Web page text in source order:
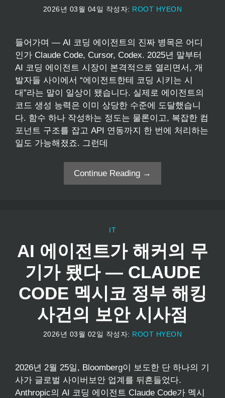
2026년 03월 04일 작성자: ROOT HYEON
들어가며 — AI 코딩 에이전트의 진짜 병목은 어디
인가 Claude Code, Cursor, Codex. 2025년 말부터
AI 코딩 에이전트 시장이 본격적으로 열리면서, 개
발자들 사이에서 “에이전트한테 코딩 시키는 시
대”라는 말이 일상이 됐습니다. 실제로 에이전트의
코드 생성 능력은 이미 상당한 수준에 도달했습니
다. 함수 하나 작성하는 정도는 물론이고, 복잡한 컴
포넌트 구조를 잡고 API 연동까지 한 번에 처리하는
일도 가능해졌죠. 그런데
Continue Reading →
IT
AI 에이전트가 해커의 무
기가 됐다 — CLAUDE
CODE 멕시코 정부 해킹
사건의 보안 시사점
2026년 03월 02일 작성자: ROOT HYEON
2026년 2월 25일, Bloomberg이 보도한 단 하나의 기
사가 글로벌 사이버보안 업계를 뒤흔들었다.
Anthropic의 AI 코딩 에이전트 Claude Code가 멕시